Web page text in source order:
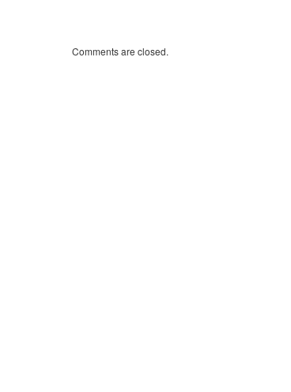
Comments are closed.